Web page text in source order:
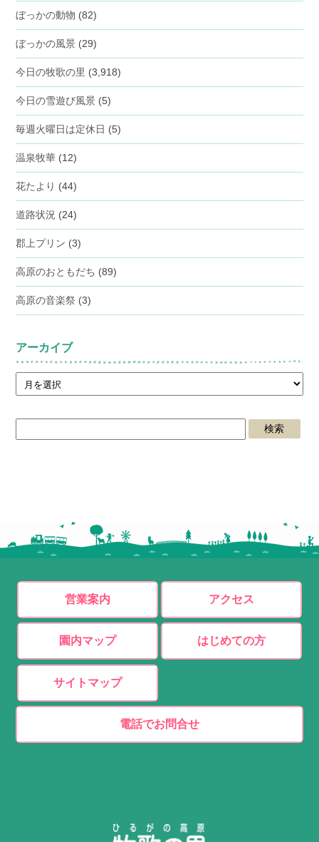
ぼっかの動物 (82)
ぼっかの風景 (29)
今日の牧歌の里 (3,918)
今日の雪遊び風景 (5)
毎週火曜日は定休日 (5)
温泉牧華 (12)
花たより (44)
道路状況 (24)
郡上プリン (3)
高原のおともだち (89)
高原の音楽祭 (3)
アーカイブ
営業案内 アクセス
園内マップ はじめての方
サイトマップ
電話でお問合せ